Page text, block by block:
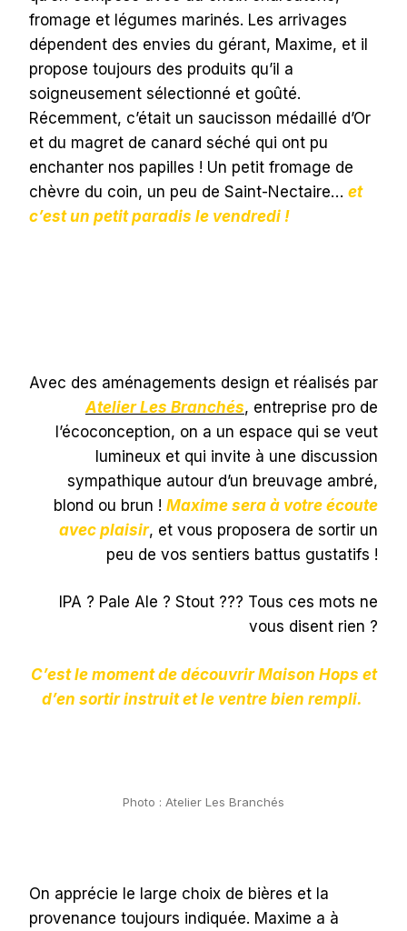
fromage et légumes marinés. Les arrivages
dépendent des envies du gérant, Maxime, et il
propose toujours des produits qu’il a
soigneusement sélectionné et goûté.
Récemment, c’était un saucisson médaillé d’Or
et du magret de canard séché qui ont pu
enchanter nos papilles ! Un petit fromage de
chèvre du coin, un peu de Saint-Nectaire… et
c’est un petit paradis le vendredi !
Avec des aménagements design et réalisés par
Atelier Les Branchés, entreprise pro de
l’écoconception, on a un espace qui se veut
lumineux et qui invite à une discussion
sympathique autour d’un breuvage ambré,
blond ou brun ! Maxime sera à votre écoute
avec plaisir, et vous proposera de sortir un
peu de vos sentiers battus gustatifs !
IPA ? Pale Ale ? Stout ??? Tous ces mots ne
vous disent rien ?
C’est le moment de découvrir Maison Hops et
d’en sortir instruit et le ventre bien rempli.
Photo : Atelier Les Branchés
On apprécie le large choix de bières et la
provenance toujours indiquée. Maxime a à